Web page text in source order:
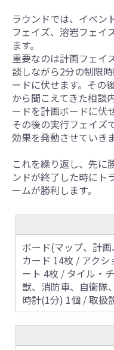
ラウンドでは、イベン
フェイズ、溶岩フェイ
ます。
重要なのは計画フェイ
談しながら2分の制限
ードに伏せます。その
から聞こえてきた相談
ードを計画ボードに伏
その後の実行フェイズ
効果を発動させていきま
これを繰り返し、先に
ンドが終了した時にト
ームが勝利します。
ボード(マップ、計
カード 14枚 / アク
ート 4枚 / タイル・
獣、消防車、自衛隊
時計(1分) 1個 / 取扱